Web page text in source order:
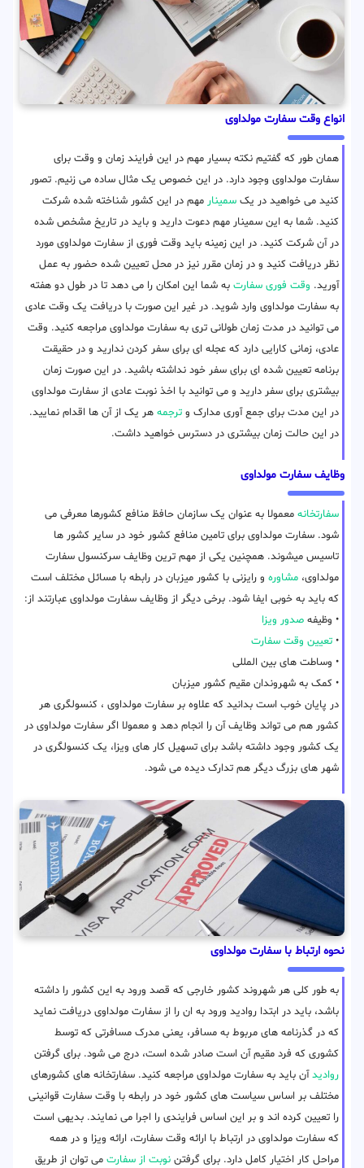
انواع وقت سفارت مولداوی
همان طور که گفتیم نکته بسیار مهم در این فرایند زمان و وقت برای
سفارت مولداوی وجود دارد. در این خصوص یک مثال ساده می زنیم. تصور
کنید می خواهید در یک سمینار مهم در این کشور شناخته شده شرکت
کنید. شما به این سمینار مهم دعوت دارید و باید در تاریخ مشخص شده
در آن شرکت کنید. در این زمینه باید وقت فوری از سفارت مولداوی مورد
نظر دریافت کنید و در زمان مقرر نیز در محل تعیین شده حضور به عمل
آورید. وقت فوری سفارت به شما این امکان را می دهد تا در طول دو هفته
به سفارت مولداوی وارد شوید. در غیر این صورت با دریافت یک وقت عادی
می توانید در مدت زمان طولانی تری به سفارت مولداوی مراجعه کنید. وقت
عادی، زمانی کارایی دارد که عجله ای برای سفر کردن ندارید و در حقیقت
برنامه تعیین شده ای برای سفر خود نداشته باشید. در این صورت زمان
بیشتری برای سفر دارید و می توانید با اخذ نوبت عادی از سفارت مولداوی
در این مدت برای جمع آوری مدارک و ترجمه هر یک از آن ها اقدام نمایید.
در این حالت زمان بیشتری در دسترس خواهید داشت.
وظایف سفارت مولداوی
سفارتخانه معمولا به عنوان یک سازمان حافظ منافع کشورها معرفی می
شود. سفارت مولداوی برای تامین منافع کشور خود در سایر کشور ها
تاسیس میشوند. همچنین یکی از مهم ترین وظایف سرکنسول سفارت
مولداوی، مشاوره و رایزنی با کشور میزبان در رابطه با مسائل مختلف است
که باید به خوبی ایفا شود. برخی دیگر از وظایف سفارت مولداوی عبارتند از:
• وظیفه صدور ویزا
• تعیین وقت سفارت
• وساطت های بین المللی
• کمک به شهروندان مقیم کشور میزبان
در پایان خوب است بدانید که علاوه بر سفارت مولداوی ، کنسولگری هر
کشور هم می تواند وظایف آن را انجام دهد و معمولا اگر سفارت مولداوی در
یک کشور وجود داشته باشد برای تسهیل کار های ویزا، یک کنسولگری در
شهر های بزرگ دیگر هم تدارک دیده می شود.
نحوه ارتباط با سفارت مولداوی
به طور کلی هر شهروند کشور خارجی که قصد ورود به این کشور را داشته
باشد، باید در ابتدا روادید ورود به ان را از سفارت مولداوی دریافت نماید
که در گذرنامه های مربوط به مسافر، یعنی مدرک مسافرتی که توسط
کشوری که فرد مقیم آن است صادر شده است، درج می شود. برای گرفتن
روادیدآن باید به سفارت مولداوی مراجعه کنید. سفارتخانه های کشورهای
مختلف بر اساس سیاست های کشور خود در رابطه با وقت سفارت قوانینی
را تعیین کرده اند و بر این اساس فرایندی را اجرا می نمایند. بدیهی است
که سفارت مولداوی در ارتباط با ارائه وقت سفارت، ارائه ویزا و در همه
مراحل کار اختیار کامل دارد. برای گرفتن نوبت از سفارت می توان از طریق